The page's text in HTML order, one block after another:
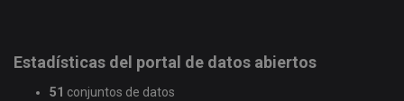
Estadísticas del portal de datos abiertos
51 conjuntos de datos